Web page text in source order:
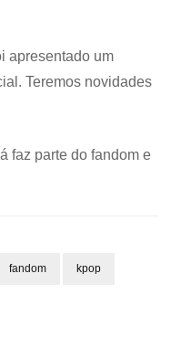
apresentado um
Teremos novidades
faz parte do fandom e
fandom kpop